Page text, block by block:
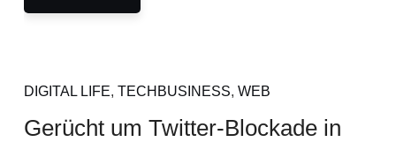
DIGITAL LIFE, TECHBUSINESS, WEB
Gerücht um Twitter-Blockade in